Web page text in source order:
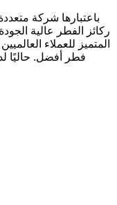
باعتبارها شركة
المتميز للعملاء